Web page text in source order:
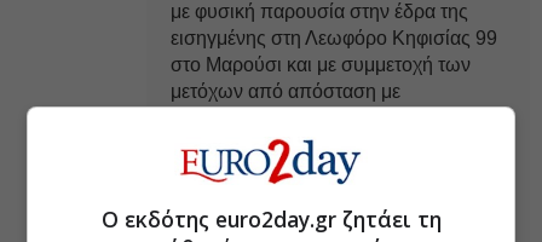
με φυσική παρουσία στην έδρα της
εισηγμένης στη Λεωφόρο Κηφισίας 99
στο Μαρούσι και με συμμετοχή των
μετόχων από απόσταση με
...επιστροφή στην ατζέντα της εβδομάδας
Ο εκδότης euro2day.gr ζητάει τη